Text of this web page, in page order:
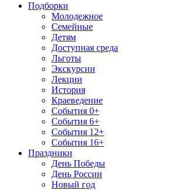
Подборки
Молодежное
Семейные
Детям
Доступная среда
Льготы
Экскурсии
Лекции
История
Краеведение
События 0+
События 6+
События 12+
События 16+
Праздники
День Победы
День России
Новый год